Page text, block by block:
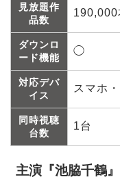
見放題作
品数
190,000
ダウンロ
ード機能
◯
対応デバ
イス
スマホ
同時視聴
台数
1台
主演『池脇千鶴